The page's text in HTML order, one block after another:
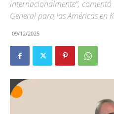
internacionalmente”,
General para las Américas en
09/12/2025